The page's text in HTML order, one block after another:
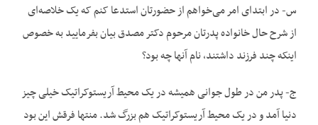
س- در ابتدای امر می‌‌‌‌خواهم از حضورتان استدعا کنم که یک خلاصه‌ای
از شرح حال خانواده پدرتان مرحوم دکتر مصدق بیان بفرمایید به خصوص
اینکه چند فرزند داشتند، نام آنها چه بود؟
ج- پدر من در طول جوانی همیشه در یک محیط آریستوکراتیک خیلی چیز
دنیا آمد و در یک محیط آریستوکراتیک هم بزرگ شد. منتها فرقش این بود